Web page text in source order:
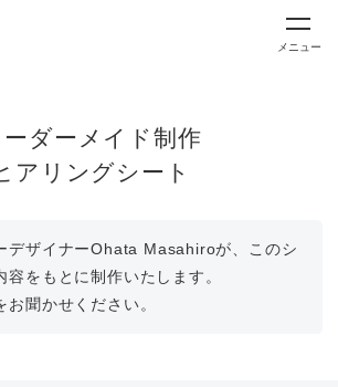
メニュー
ーダーメイド制作
アリングシート
デザイナーOhata Masahiroが、このシ
容をもとに制作いたします。
お聞かせください。